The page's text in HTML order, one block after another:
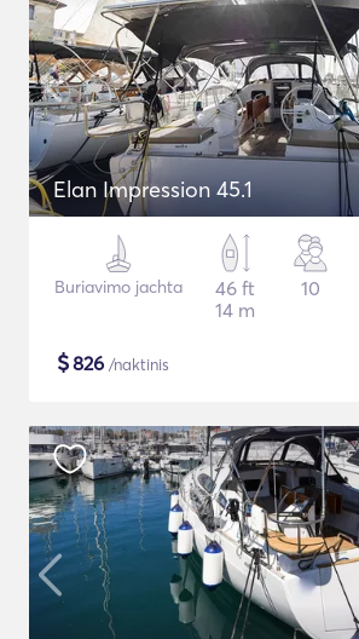
Elan Impression 45.1
Buriavimo jachta
46 ft
14 m
10
$826 /naktinis